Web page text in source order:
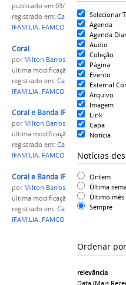
Selecionar
Agenda
Agenda
Audio
Coleção
Página
Evento
External
Arquivo
Imagem
Link
Capa
Notícia
Notícias
Ontem
Última
Último mês
Sempre
Ordenar por
relevância
Data (mais
publicado em 03/10/2017
registrado em: Campus Presidente
IFAMILIA, FAMCOR coral
Coral
por Milton Barros
última modificação
em 03/10/2017
registrado em: Campus Presidente
IFAMILIA, FAMCOR coral
Coral e Banda IFAMília
por Milton Barros
última modificação
em 03/10/2017
registrado em: Campus Presidente
IFAMILIA, FAMCOR coral
Coral e Banda IFAMília no Teatro
por Milton Barros
última modificação
em 03/10/2017
registrado em: Campus Presidente
IFAMILIA, FAMCOR